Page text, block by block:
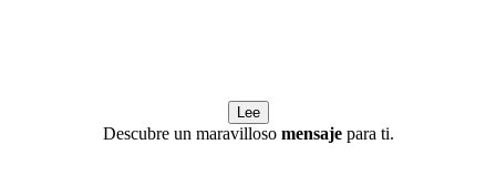
Lee
Descubre un maravilloso mensajepara ti.